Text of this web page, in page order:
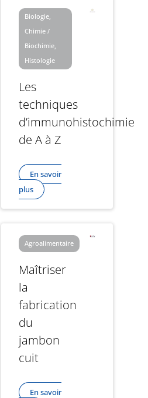
Biologie,
Chimie /
Biochimie,
Histologie
Les
techniques
d’immunohistochimie
de A à Z
En savoir
plus
Agroalimentaire
Maîtriser
la
fabrication
du
jambon
cuit
En savoir